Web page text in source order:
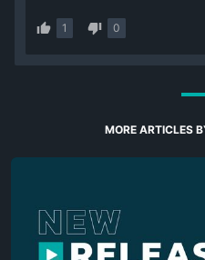
1 0
MORE ARTICLES